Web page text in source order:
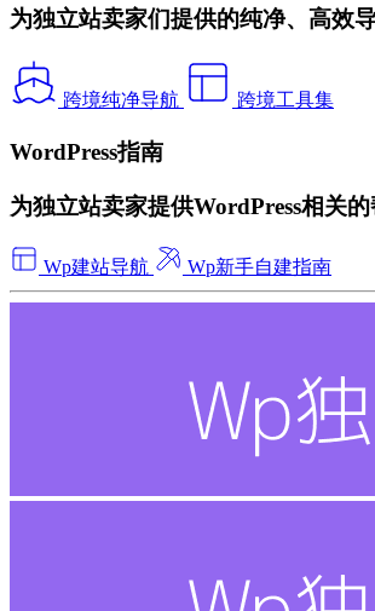
为独立站卖家们提供的纯净、高效
跨境纯净导航 跨境工具集
WordPress指南
为独立站卖家提供WordPress相关
Wp建站导航 Wp新手自建指南